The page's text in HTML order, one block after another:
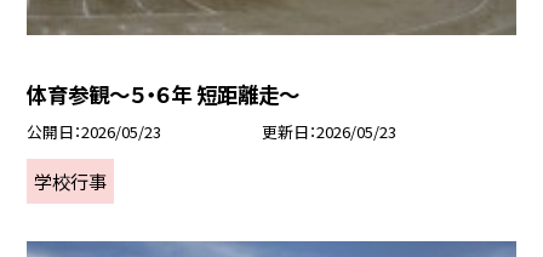
体育参観～５・６年 短距離走～
公開日 2026/05/23 更新日 2026/05/23
学校行事